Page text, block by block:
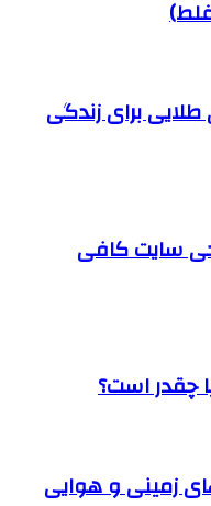
برای زندگی
سایت کافی
چقدر است؟
زمینی و هوایی